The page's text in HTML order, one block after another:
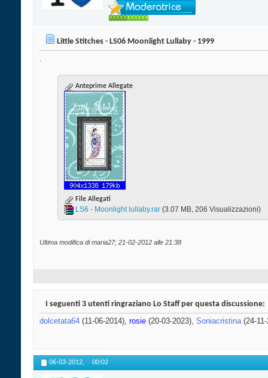
Little Stitches - LS06 Moonlight Lullaby - 1999
.
Anteprime Allegate
File Allegati
LS6 - Moonlight lullaby.rar‎ (3.07 MB, 206 Visualizzazioni)
Ultima modifica di maria27; 21-02-2012 alle 21:38
I seguenti 3 utenti ringraziano Lo Staff per questa discussione:
dolcetata64 (11-06-2014), rosie (20-03-2023), Soniacristina(24-11-
06-03-2012, 00:02